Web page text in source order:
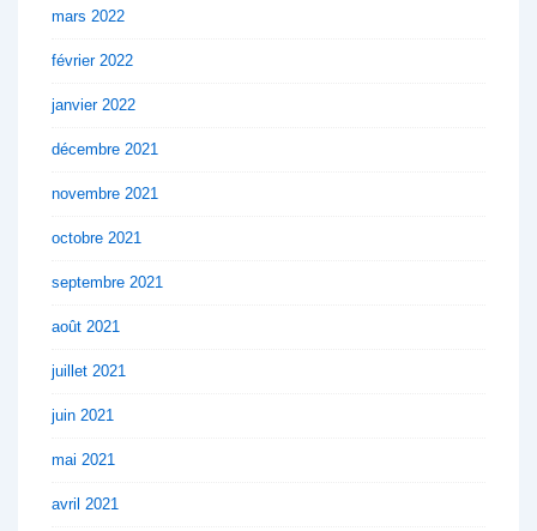
mars 2022
février 2022
janvier 2022
décembre 2021
novembre 2021
octobre 2021
septembre 2021
août 2021
juillet 2021
juin 2021
mai 2021
avril 2021